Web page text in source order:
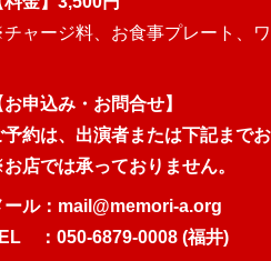
ャージ料、お食事プレート、
お申込み・お問合せ】
予約は、出演者または下記まで
店では承っておりません。
ール： mail@memori-a.org
：050-6879-0008 (福井)